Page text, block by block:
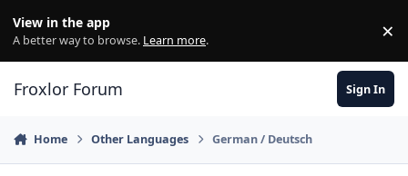
View in the app
A better way to browse. Learn more. ×
Froxlor Forum Sign In
Home Other Languages German / Deutsch